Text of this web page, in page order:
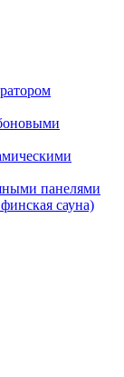
панелями
сауна)